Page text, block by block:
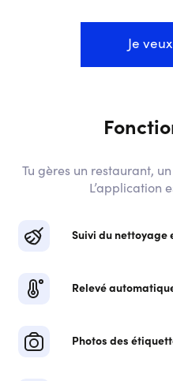
Je
Tu gères un restaurant,
L’application
Suivi du nettoyage
Relevé
Photos des